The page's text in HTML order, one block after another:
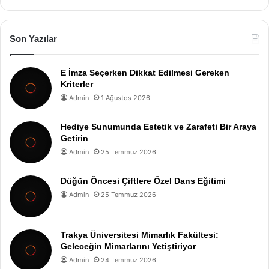
Son Yazılar
E İmza Seçerken Dikkat Edilmesi Gereken
Kriterler
Admin 1 Ağustos 2026
Hediye Sunumunda Estetik ve Zarafeti Bir Araya
Getirin
Admin 25 Temmuz 2026
Düğün Öncesi Çiftlere Özel Dans Eğitimi
Admin 25 Temmuz 2026
Trakya Üniversitesi Mimarlık Fakültesi:
Geleceğin Mimarlarını Yetiştiriyor
Admin 24 Temmuz 2026